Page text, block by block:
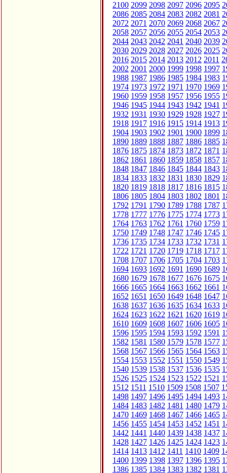
2100 2099 2098 2097 2096 2095
2086 2085 2084 2083 2082 2081
2072 2071 2070 2069 2068 2067
2058 2057 2056 2055 2054 2053
2044 2043 2042 2041 2040 2039
2030 2029 2028 2027 2026 2025
2016 2015 2014 2013 2012 2011
2002 2001 2000 1999 1998 1997
1988 1987 1986 1985 1984 1983
1974 1973 1972 1971 1970 1969
1960 1959 1958 1957 1956 1955
1946 1945 1944 1943 1942 1941
1932 1931 1930 1929 1928 1927
1918 1917 1916 1915 1914 1913
1904 1903 1902 1901 1900 1899
1890 1889 1888 1887 1886 1885
1876 1875 1874 1873 1872 1871
1862 1861 1860 1859 1858 1857
1848 1847 1846 1845 1844 1843
1834 1833 1832 1831 1830 1829
1820 1819 1818 1817 1816 1815
1806 1805 1804 1803 1802 1801
1792 1791 1790 1789 1788 1787
1778 1777 1776 1775 1774 1773
1764 1763 1762 1761 1760 1759
1750 1749 1748 1747 1746 1745
1736 1735 1734 1733 1732 1731
1722 1721 1720 1719 1718 1717
1708 1707 1706 1705 1704 1703
1694 1693 1692 1691 1690 1689
1680 1679 1678 1677 1676 1675
1666 1665 1664 1663 1662 1661
1652 1651 1650 1649 1648 1647
1638 1637 1636 1635 1634 1633
1624 1623 1622 1621 1620 1619
1610 1609 1608 1607 1606 1605
1596 1595 1594 1593 1592 1591
1582 1581 1580 1579 1578 1577
1568 1567 1566 1565 1564 1563
1554 1553 1552 1551 1550 1549
1540 1539 1538 1537 1536 1535
1526 1525 1524 1523 1522 1521
1512 1511 1510 1509 1508 1507
1498 1497 1496 1495 1494 1493
1484 1483 1482 1481 1480 1479
1470 1469 1468 1467 1466 1465
1456 1455 1454 1453 1452 1451
1442 1441 1440 1439 1438 1437
1428 1427 1426 1425 1424 1423
1414 1413 1412 1411 1410 1409
1400 1399 1398 1397 1396 1395
1386 1385 1384 1383 1382 1381